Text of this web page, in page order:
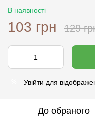
В наявності
103 грн 129
Увійти для
До обраного